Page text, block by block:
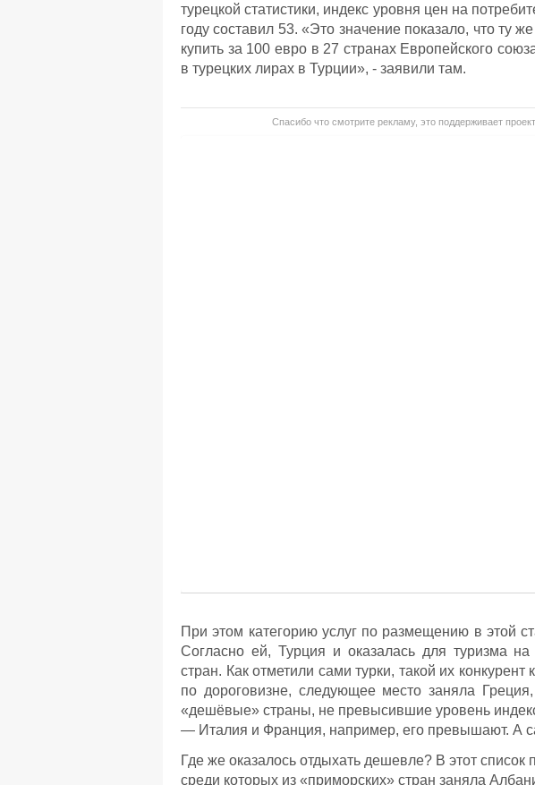
турецкой статистики, индекс уровня цен на
году составил 53. «Это значение показало, что ту
купить за 100 евро в 27 странах Европейского
в турецких лирах в Турции», - заявили там.
Спасибо что смотрите рекламу, это поддерживает
При этом категорию услуг по размещению в этой
Согласно ей, Турция и оказалась для туризма
стран. Как отметили сами турки, такой их
по дороговизне, следующее место заняла
«дешёвые» страны, не превысившие уровень
— Италия и Франция, например, его превышают. А
Где же оказалось отдыхать дешевле? В этот
среди которых из «приморских» стран заняла